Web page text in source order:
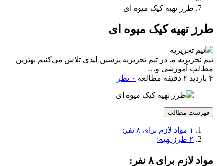
طرز تهیه کیک میوه ای
طرز تهیه کیک میوه ای
تیم تحریریه ما در تیم تحریریه پرشین لیدی تلاش می‌کنیم بهترین
مطالب آموزشی و…
۴ بازدید
۲ دقیقه مطالعه ۰ نظر
فهرست مطالب
۱ مواد لازم برای ۸ نفر:
۲ طرز تهیه:
مواد لازم برای ۸ نفر: